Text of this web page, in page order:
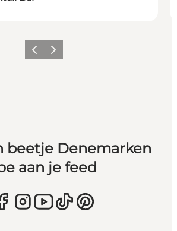
Vorige Volgende
beetje Denemarken
aan je feed